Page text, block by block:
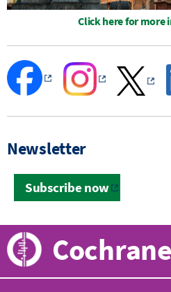
Click here for more
Newsletter
Subscribe now
Cochrane